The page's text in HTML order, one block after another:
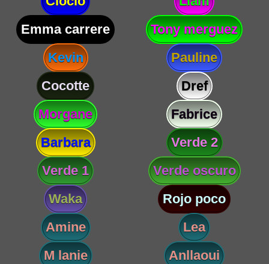
Emma carrere
Tony merguez
Kevin
Pauline
Cocotte
Dref
Morgane
Fabrice
Barbara
Verde 2
Verde 1
Verde oscuro
Waka
Rojo poco
Amine
Lea
M lanie
Anllaoui